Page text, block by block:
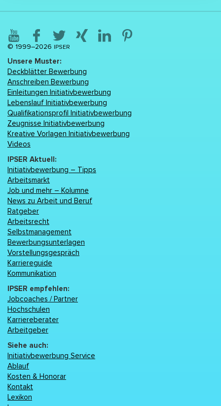
© 1999–2026 IPSER
Unsere Muster:
Deckblätter Bewerbung
Anschreiben Bewerbung
Einleitungen Initiativbewerbung
Lebenslаuf Initiativbewerbung
Qualifikationsprofil Initiativbewerbung
Zeugnisse Initiativbewerbung
Kreative Vorlagen Initiativbewerbung
Videos
IPSER Aktuell:
Initiativbewerbung – Tipps
Arbeitsmarkt
Job und mehr – Kolumne
News zu Arbeit und Beruf
Ratgeber
Arbeitsrecht
Selbstmanagement
Bewerbungsunterlagen
Vorstellungsgespräch
Karriereguide
Kommunikation
IPSER empfehlen:
Jobcoaches / Partner
Hochschulen
Karriereberater
Arbeitgeber
Siehe auch:
Initiativbewerbung Service
Ablauf
Kosten & Honorar
Kontakt
Lexikon